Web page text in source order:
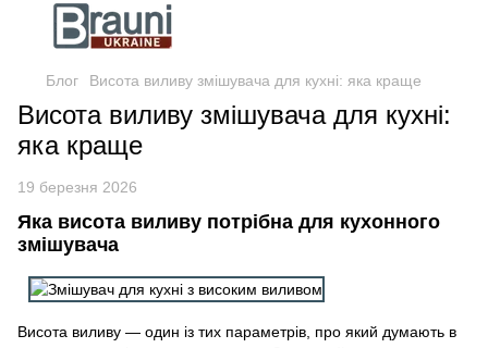
Блог Висота виливу змішувача для кухні: яка краще
Висота виливу змішувача для кухні:
яка краще
19 березня 2026
Яка висота виливу потрібна для кухонного
змішувача
Висота виливу — один із тих параметрів, про який думають в